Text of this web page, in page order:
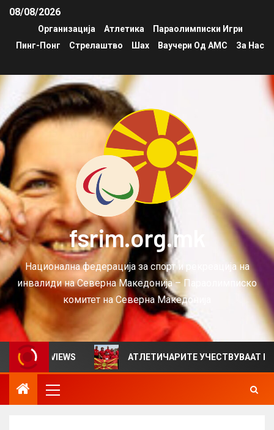
08/08/2026
Организација Атлетика
Параолимписки Игри
Пинг-Понг
Стрелаштво Шах Ваучери Од АМС За Нас
fsrim.org.mk
Национална федерација за спорт и рекреација на
инвалиди на Северна Македонија – Параолимписко
комитет на Северна Македонија
VIEWS АТЛЕТИЧАРИТЕ УЧЕСТВУВААТ НА